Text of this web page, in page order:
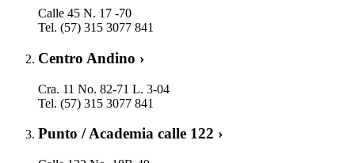
Calle 45 N. 17 -70
Tel. (57) 315 3077 841
Centro Andino ›
Cra. 11 No. 82-71 L. 3-04
Tel. (57) 315 3077 841
Punto / Academia calle 122 ›